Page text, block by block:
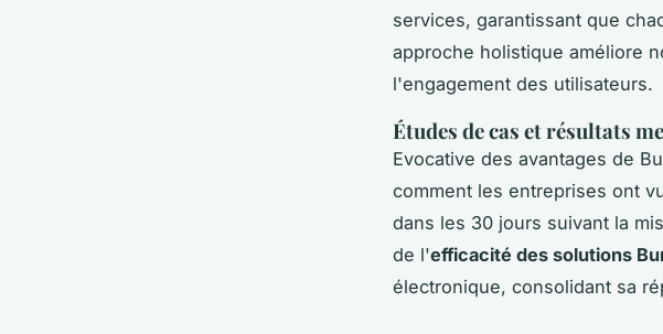
services, garantissant que
approche holistique améliore
l'engagement des utilisateurs.
Études de cas et résultats
Evocative des avantages de
comment les entreprises ont
dans les 30 jours suivant la
de l'efficacité des solutions
électronique, consolidant sa